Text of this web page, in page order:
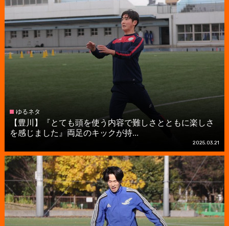
ゆるネタ
【豊川】『とても頭を使う内容で難しさとともに楽しさ
を感じました』両足のキックが持...
2025.03.21